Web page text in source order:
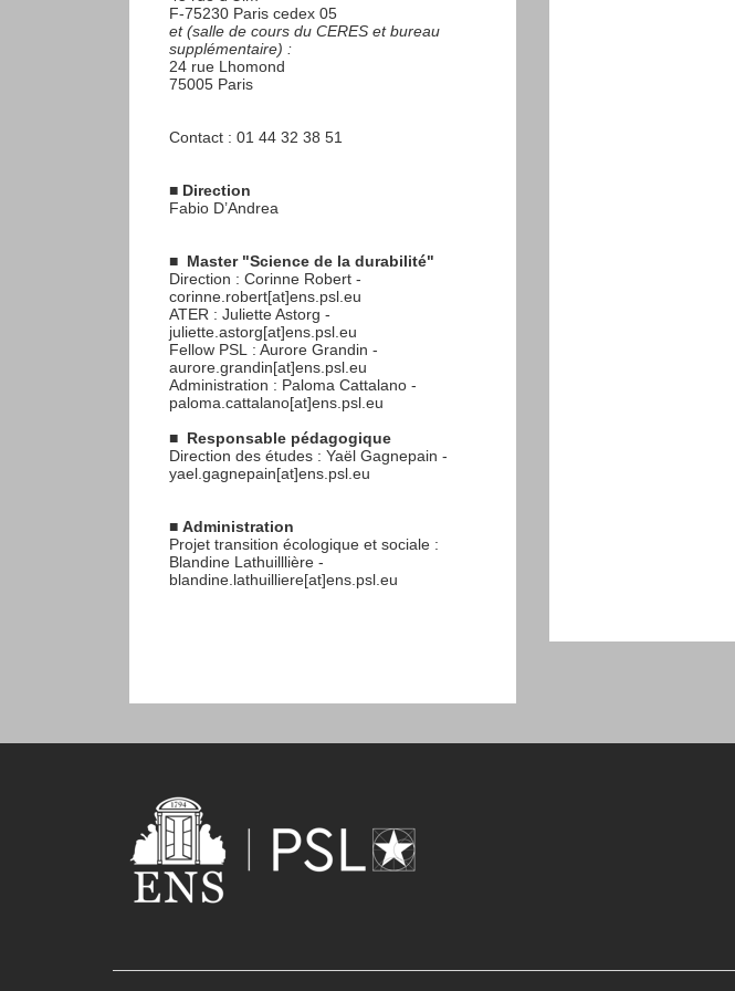
F-75230 Paris cedex 05
et (salle de cours du CERES et bureau
supplémentaire) :
24 rue Lhomond
75005 Paris
Contact : 01 44 32 38 51
■ Direction
Fabio D’Andrea
■ Master "Science de la durabilité"
Direction : Corinne Robert -
corinne.robert[at]ens.psl.eu
ATER : Juliette Astorg -
juliette.astorg[at]ens.psl.eu
Fellow PSL : Aurore Grandin -
aurore.grandin[at]ens.psl.eu
Administration : Paloma Cattalano -
paloma.cattalano[at]ens.psl.eu
■ Responsable pédagogique
Direction des études : Yaël Gagnepain -
yael.gagnepain[at]ens.psl.eu
■ Administration
Projet transition écologique et sociale :
Blandine Lathuilllière -
blandine.lathuilliere[at]ens.psl.eu